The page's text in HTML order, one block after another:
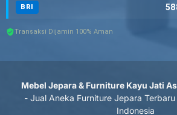
BRI
Transaksi Dijamin 100% Aman
Mebel Jepara & Furniture Kayu Jati
- Jual Aneka Furniture Jepara
Indonesia